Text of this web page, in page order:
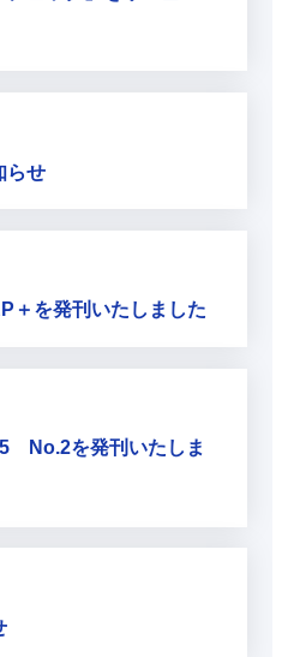
らせ
を発刊いたしました
No.2を発刊いたしま